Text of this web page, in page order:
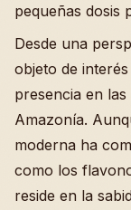
pequeñas dosis
Desde una
objeto de
presencia en
Amazonía.
moderna ha
como los
reside en la